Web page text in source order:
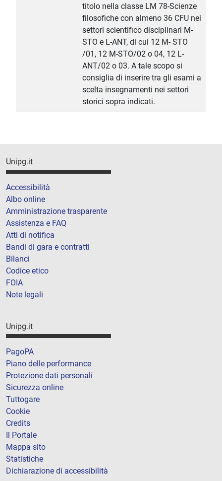
titolo nella classe LM 78-Scienze
filosofiche con almeno 36 CFU nei
settori scientifico disciplinari M-
STO e L-ANT, di cui 12 M- STO
/01, 12 M-STO/02 o 04, 12 L-
ANT/02 o 03. A tale scopo si
consiglia di inserire tra gli esami a
scelta insegnamenti nei settori
storici sopra indicati.
Unipg.it
Accessibilità
Albo online
Amministrazione trasparente
Assistenza e FAQ
Atti di notifica
Bandi di gara e contratti
Bilanci
Codice etico
FOIA
Note legali
Unipg.it
PagoPA
Piano delle performance
Protezione dati personali
Sicurezza online
Tuttogare
Cookie
Credits
Il Portale
Mappa sito
Statistiche
Dichiarazione di accessibilità